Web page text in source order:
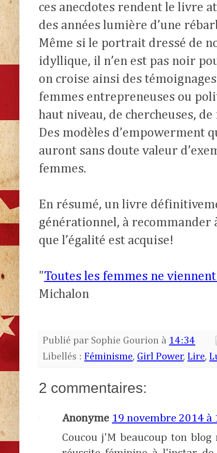
ces anecdotes rendent le livre
des années lumière d’une
Même si le portrait dressé de
idyllique, il n’en est pas noir
on croise ainsi des
femmes entrepreneuses ou
haut niveau, de chercheuses,
Des modèles d’empowerment
auront sans doute valeur
femmes.
En résumé, un livre
générationnel, à recommander
que l’égalité est acquise!
"Toutes les femmes ne
Michalon
Publié par Sophie Gourion à 14:34
Libellés : Féminisme, Girl Power, Lire,
2 commentaires:
Anonyme 19 novembre 2014 à
Coucou j'M beaucoup ton